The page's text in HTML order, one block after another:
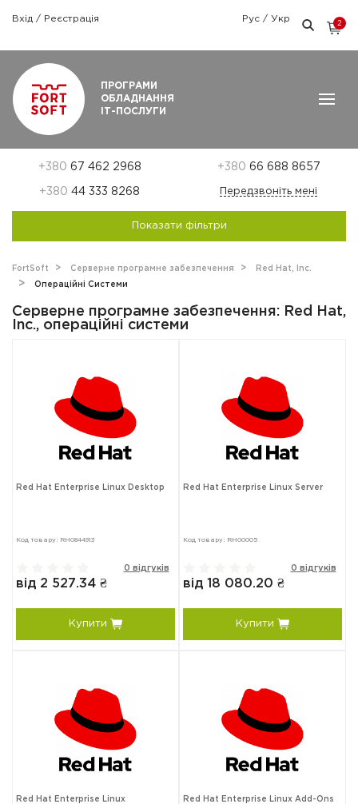
Вхід / Реєстрація Рус / Укр
2
ПРОГРАМИ
ОБЛАДНАННЯ
ІТ-ПОСЛУГИ
+380 67 462 2968 +380 66 688 8657
+380 44 333 8268 Передзвоніть мені
Показати фільтри
FortSoft Серверне програмне забезпечення Red Hat, Inc.
Операційні Системи
Серверне програмне забезпечення: Red Hat,
Inc., операційні системи
Red Hat Enterprise Linux Desktop
Код товару: RH0844913
0 відгуків
від 2 527.34 ₴
Купити
Red Hat Enterprise Linux Server
Код товару: RH00005
0 відгуків
від 18 080.20 ₴
Купити
Red Hat Enterprise Linux
Red Hat Enterprise Linux Add-Ons